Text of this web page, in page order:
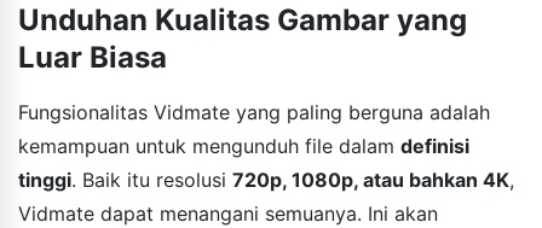
Unduhan Kualitas Gambar yang
Luar Biasa
Fungsionalitas Vidmate yang paling berguna adalah
kemampuan untuk mengunduh file dalam definisi
tinggi. Baik itu resolusi 720p, 1080p, atau bahkan 4K,
Vidmate dapat menangani semuanya. Ini akan